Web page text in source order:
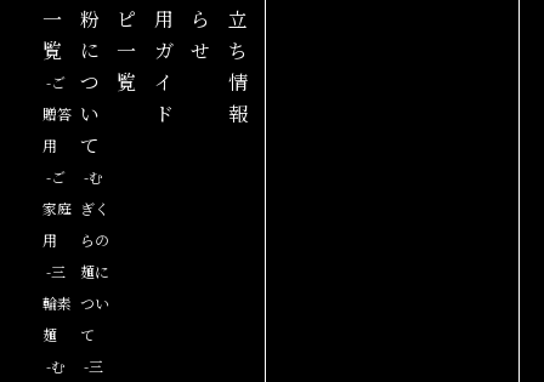
一
覧
-ご
贈答
用
-ご
家庭
用
-三
輪素
麺
-む
粉
に
つ
い
て
-む
ぎく
らの
麺に
つい
て
-三
ピ
一
覧
用
ガ
イ
ド
ら
せ
立
ち
情
報